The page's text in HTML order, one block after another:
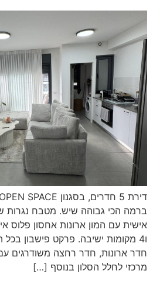
ברמה הכי גבוהה שיש. מטבח
חדר ארונות, חדר רחצה משודרגים עם
מרכזי לחלל הסלון בנוסף […]